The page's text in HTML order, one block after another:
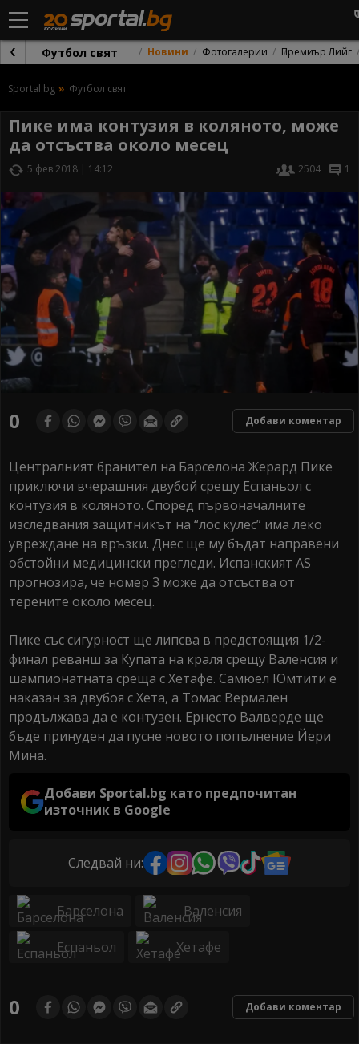
Футбол свят Новини Фотогалерии Премиър Лийг
Sportal.bg Футбол свят
Пике има контузия в коляното, може
да отсъства около месец
5 фев 2018 | 14:12 2504 1
0 Добави коментар
Централният бранител на Барселона Жерард Пике
приключи вчерашния двубой срещу Еспаньол с
контузия в коляното. Според първоначалните
изследвания защитникът на “лос кулес” има леко
увреждане на връзки. Днес ще му бъдат направени
обстойни медицински прегледи. Испанският AS
прогнозира, че номер 3 може да отсъства от
терените около месец.
Пике със сигурност ще липсва в предстоящия 1/2-
финал реванш за Купата на краля срещу Валенсия и
шампионатната среща с Хетафе. Самюел Юмтити е
наказан за двубоя с Хета, а Томас Вермален
продължава да е контузен. Ернесто Валверде ще
бъде принуден да пусне новото попълнение Йери
Мина.
Добави Sportal.bg като предпочитан
източник в Google
Следвай ни:
Барселона Валенсия
Еспаньол Хетафе
0 Добави коментар